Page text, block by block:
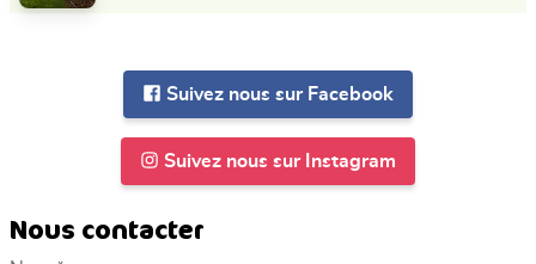
Suivez nous sur Facebook
Suivez nous sur Instagram
Nous contacter